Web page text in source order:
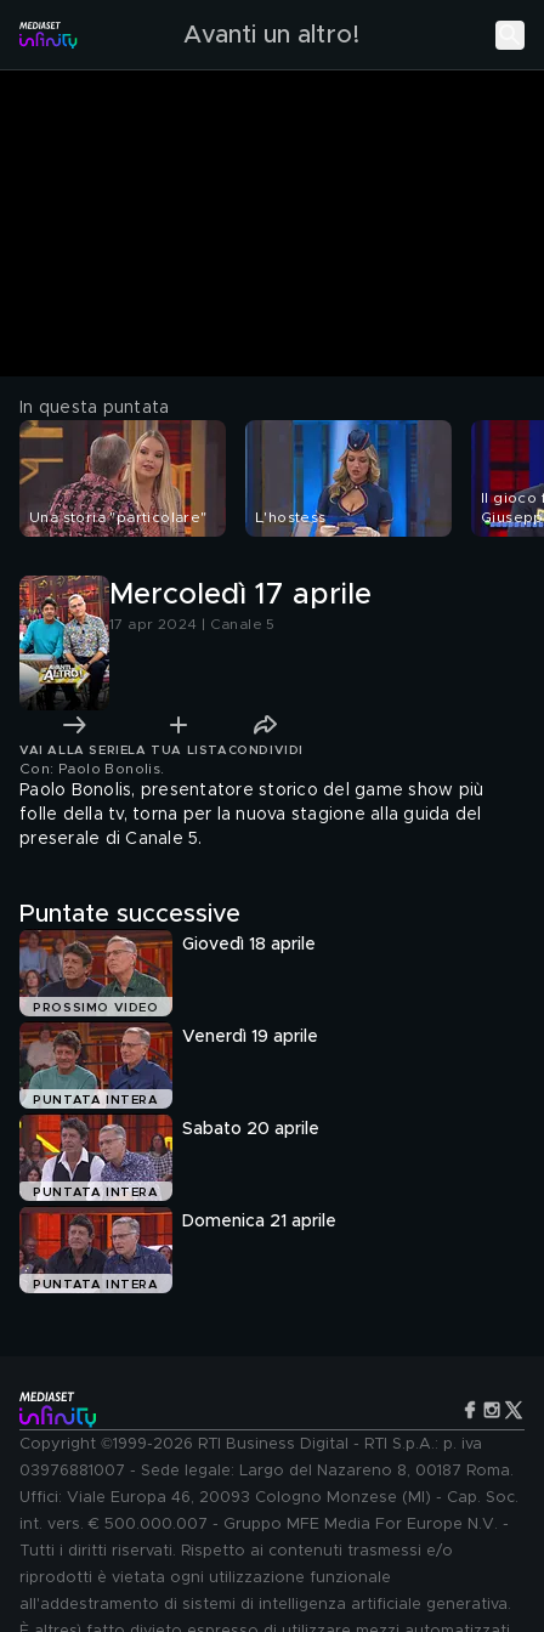
Avanti un altro!
In questa puntata
Una storia "particolare" L'hostess
Il gioco
Mercoledì 17 aprile
17 apr 2024 | Canale 5
VAI ALLA SERIE LA TUA LISTA CONDIVIDI
Con: Paolo Bonolis
Paolo Bonolis, presentatore storico del game show più
folle della tv, torna per la nuova stagione alla guida del
preserale di Canale 5.
Puntate successive
PROSSIMO VIDEO
Giovedì 18 aprile
PUNTATA INTERA
Venerdì 19 aprile
PUNTATA INTERA
Sabato 20 aprile
PUNTATA INTERA
Domenica 21 aprile
Copyright ©1999-2026 RTI Business Digital - RTI S.p.A.: p. iva
03976881007 - Sede legale: Largo del Nazareno 8, 00187 Roma.
Uffici: Viale Europa 46, 20093 Cologno Monzese (MI) - Cap. Soc.
int. vers. € 500.000.007 - Gruppo MFE Media For Europe N.V. -
Tutti i diritti riservati. Rispetto ai contenuti trasmessi e/o
riprodotti è vietata ogni utilizzazione funzionale
all'addestramento di sistemi di intelligenza artificiale generativa.